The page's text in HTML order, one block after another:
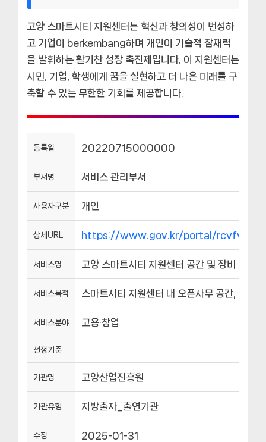
고양 스마트시티 지원센터는 혁신과 창의성이 번성하
고 기업이 berkembang하며 개인이 기술적 잠재력
을 발휘하는 활기찬 성장 촉진제입니다. 이 지원센터는
시민, 기업, 학생에게 꿈을 실현하고 더 나은 미래를 구
축할 수 있는 무한한 기회를 제공합니다.
등록일 20220715000000
부서명 서비스 관리부서
사용자구분 개인
상세URL https://www.gov.kr/portal/
서비스명 고양 스마트시티 지원센터 공간 및 장비 지원
서비스목적 스마트시티 지원센터 내 오픈사무 공간, 회의
서비스분야 고용·창업
선정기준
기관명 고양산업진흥원
기관유형 지방출자_출연기관
수정 2025-01-31